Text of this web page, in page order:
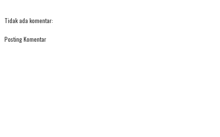
Tidak ada komentar:
Posting Komentar